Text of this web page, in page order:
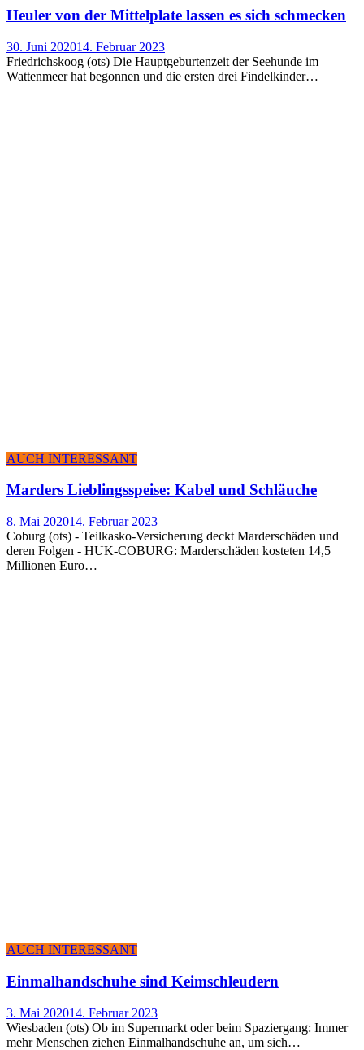
Heu­ler von der Mit­tel­p­la­te las­sen es sich schmecken
30. Juni 202014. Februar 2023
Friedrichskoog (ots) Die Hauptgeburtenzeit der Seehunde im
Wattenmeer hat begonnen und die ersten drei Findelkinder…
AUCH INTERESSANT
Mar­ders Lieb­lings­spei­se: Kabel und Schläuche
8. Mai 202014. Februar 2023
Coburg (ots) - Teilkasko-Versicherung deckt Marderschäden und
deren Folgen - HUK-COBURG: Marderschäden kosteten 14,5
Millionen Euro…
AUCH INTERESSANT
Ein­mal­hand­schu­he sind Keimschleudern
3. Mai 202014. Februar 2023
Wiesbaden (ots) Ob im Supermarkt oder beim Spaziergang: Immer
mehr Menschen ziehen Einmalhandschuhe an, um sich…